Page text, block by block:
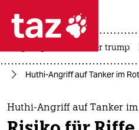
 taz zahl
taz zahl ich
themen
usa unter trump
Huthi-Angriff auf Tanker im
Huthi-Angriff auf Tanker im